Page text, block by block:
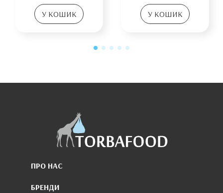
У КОШИК
У КОШИК
ПРО НАС
БРЕНДИ